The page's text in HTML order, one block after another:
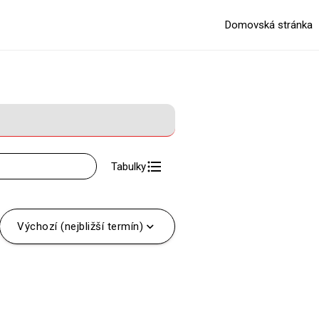
Domovská stránka
Tabulkyformat_list_bulleted
Výchozí (nejbližší termín) expand_more